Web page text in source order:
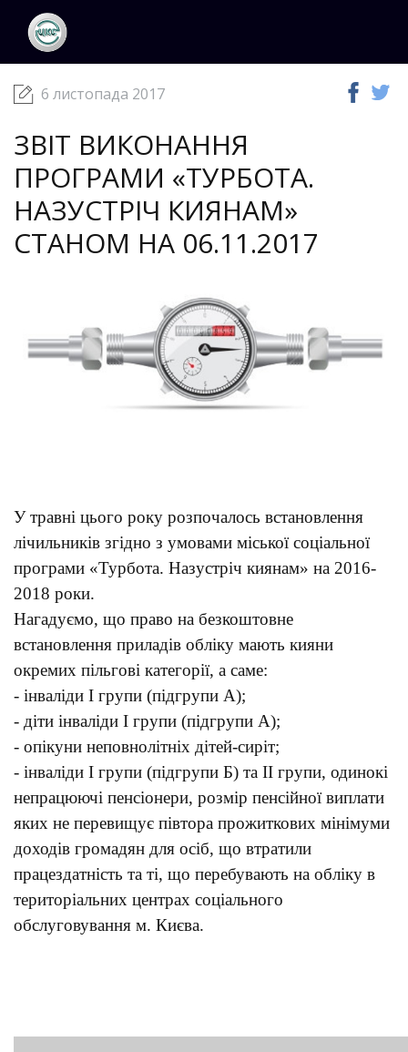
ЦКС
6 листопада 2017
ЗВІТ ВИКОНАННЯ
ПРОГРАМИ «ТУРБОТА.
НАЗУСТРІЧ КИЯНАМ»
СТАНОМ НА 06.11.2017
У травні цього року розпочалось встановлення
лічильників згідно з умовами міської соціальної
програми «Турбота. Назустріч киянам» на 2016-
2018 роки.
Нагадуємо, що право на безкоштовне
встановлення приладів обліку мають кияни
окремих пільгові категорії, а саме:
- інваліди І групи (підгрупи А);
- діти інваліди І групи (підгрупи А);
- опікуни неповнолітніх дітей-сиріт;
- інваліди І групи (підгрупи Б) та ІІ групи, одинокі
непрацюючі пенсіонери, розмір пенсійної виплати
яких не перевищує півтора прожиткових мінімуми
доходів громадян для осіб, що втратили
працездатність та ті, що перебувають на обліку в
територіальних центрах соціального
обслуговування м. Києва.